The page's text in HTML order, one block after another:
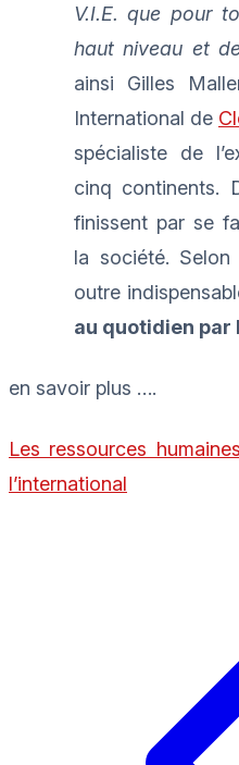
V.I.E. que pour
haut niveau et
ainsi Gilles
International de
spécialiste de
cinq continents.
finissent par se
la société.
outre
au quotidien par
en savoir plus ….
Les ressources
l’international